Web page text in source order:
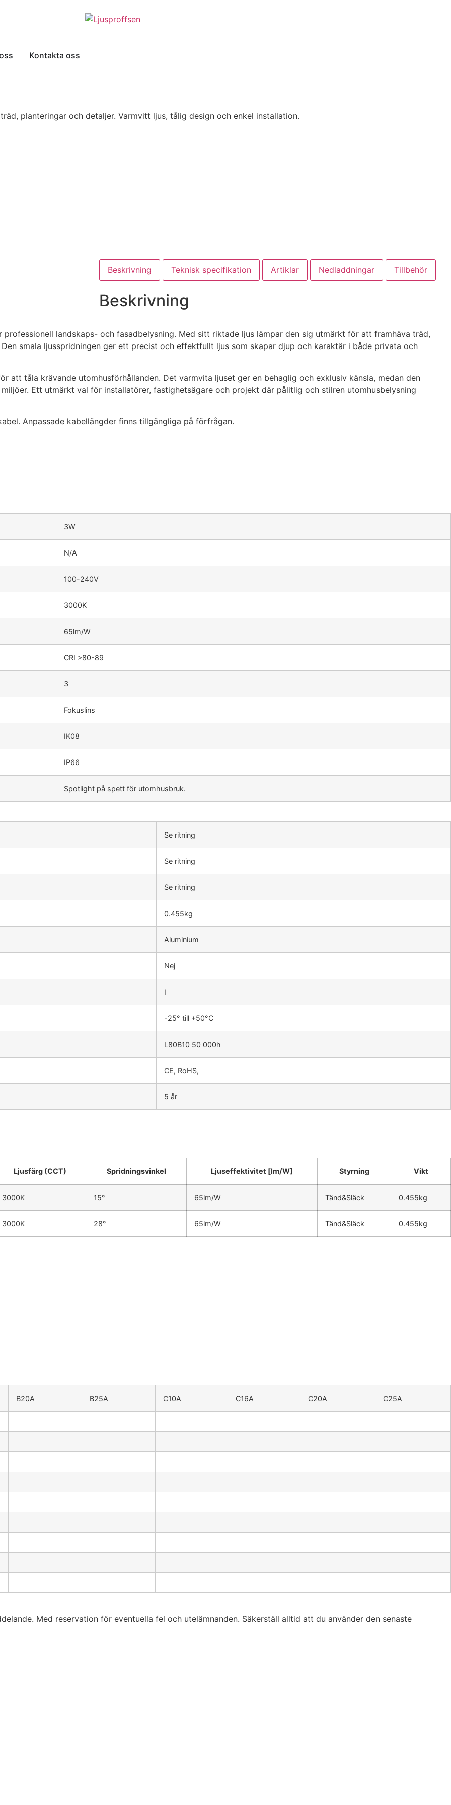
Kontakta oss
planteringar och detaljer. Varmvitt ljus, tålig design och enkel installation.
Beskrivning Teknisk specifikation Artiklar Nedladdningar Tillbehör
Beskrivning
landskaps- och fasadbelysning. Med sitt riktade ljus lämpar den sig utmärkt för att framhäva träd,
smala ljusspridningen ger ett precist och effektfullt ljus som skapar djup och karaktär i både privata och
att tåla krävande utomhusförhållanden. Det varmvita ljuset ger en behaglig och exklusiv känsla, medan den
Ett utmärkt val för installatörer, fastighetsägare och projekt där pålitlig och stilren utomhusbelysning
Anpassade kabellängder finns tillgängliga på förfrågan.
3W
N/A
100-240V
3000K
65lm/W
CRI >80-89
3
Fokuslins
IK08
IP66
Spotlight på spett för utomhusbruk.
Se ritning
Se ritning
Se ritning
0.455kg
Aluminium
Nej
I
-25° till +50°C
L80B10 50 000h
CE, RoHS,
5 år
Ljusfärg (CCT) Spridningsvinkel Ljuseffektivitet [lm/W] Styrning Vikt
3000K 15° 65lm/W Tänd&Släck 0.455kg
3000K 28° 65lm/W Tänd&Släck 0.455kg
B20A B25A C10A C16A C20A C25A
Med reservation för eventuella fel och utelämnanden. Säkerställ alltid att du använder den senaste